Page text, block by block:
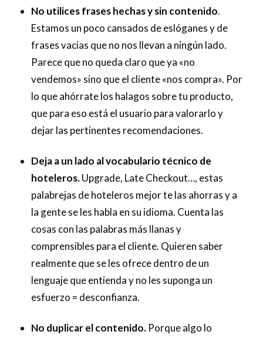
No utilices frases hechas y sin contenido.
Estamos un poco cansados de eslóganes y de
frases vacías que no nos llevan a ningún lado.
Parece que no queda claro que ya «no
vendemos» sino que el cliente «nos compra». Por
lo que ahórrate los halagos sobre tu producto,
que para eso está el usuario para valorarlo y
dejar las pertinentes recomendaciones.
Deja a un lado al vocabulario técnico de
hoteleros.Upgrade, Late Checkout…, estas
palabrejas de hoteleros mejor te las ahorras y a
la gente se les habla en su idioma. Cuenta las
cosas con las palabras más llanas y
comprensibles para el cliente. Quieren saber
realmente que se les ofrece dentro de un
lenguaje que entienda y no les suponga un
esfuerzo = desconfianza.
No duplicar el contenido. Porque algo lo